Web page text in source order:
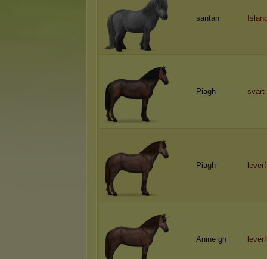
santan
Piagh svart
Piagh
Anine gh